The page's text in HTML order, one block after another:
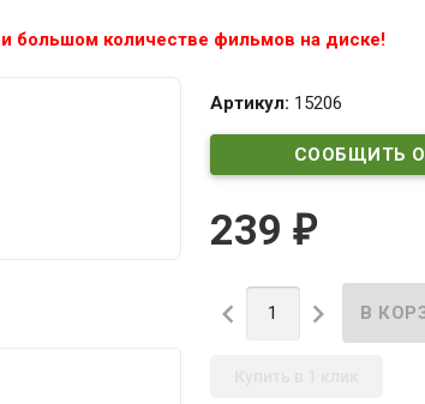
большом количестве фильмов на диске!
Артикул: 15206
СООБЩИТЬ О
239 ₽
 